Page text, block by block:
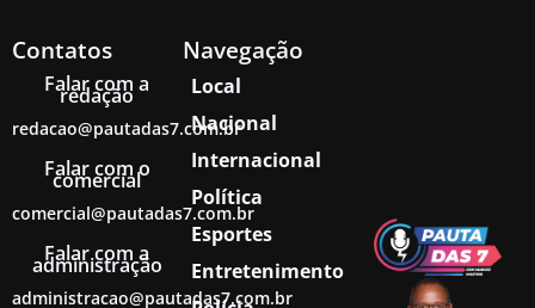
Contatos
Falar com a
redação
redacao@pautadas7.com.br
Falar com o
comercial
comercial@pautadas7.com.br
Falar com a
administração
administracao@pautadas7.com.br
Navegação
Local
Nacional
Internacional
Política
Esportes
Entretenimento